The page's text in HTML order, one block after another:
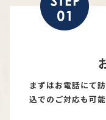
まずはお電話にて
込でのご対応も可能